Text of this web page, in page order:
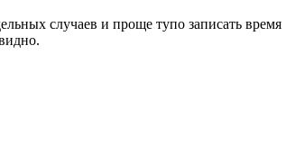
случаев и проще тупо записать время